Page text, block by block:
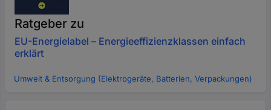
Ratgeber zu
EU-Energielabel – Energieeffizienzklassen einfach
erklärt
Umwelt & Entsorgung (Elektrogeräte, Batterien, Verpackungen)